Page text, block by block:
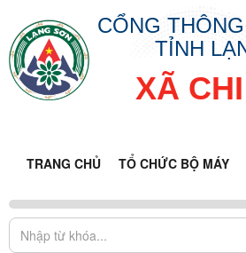
CỔNG
TỈNH
XÃ
TRANG CHỦ TỔ CHỨC BỘ MÁY